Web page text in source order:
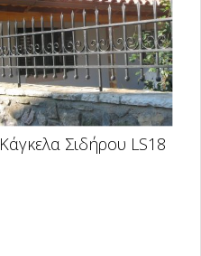
Κάγκελα Σιδήρου LS18